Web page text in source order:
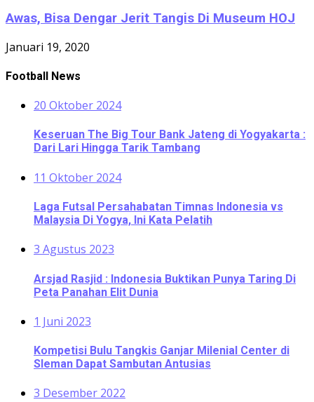
Awas, Bisa Dengar Jerit Tangis Di Museum HOJ
Januari 19, 2020
Football News
20 Oktober 2024
Keseruan The Big Tour Bank Jateng di Yogyakarta :
Dari Lari Hingga Tarik Tambang
11 Oktober 2024
Laga Futsal Persahabatan Timnas Indonesia vs
Malaysia Di Yogya, Ini Kata Pelatih
3 Agustus 2023
Arsjad Rasjid : Indonesia Buktikan Punya Taring Di
Peta Panahan Elit Dunia
1 Juni 2023
Kompetisi Bulu Tangkis Ganjar Milenial Center di
Sleman Dapat Sambutan Antusias
3 Desember 2022